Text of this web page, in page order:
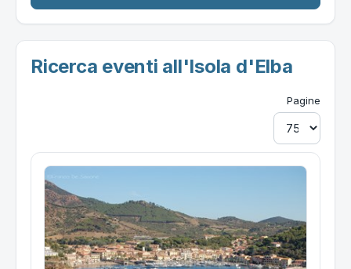
Ricerca eventi all'Isola d'Elba
Pagine